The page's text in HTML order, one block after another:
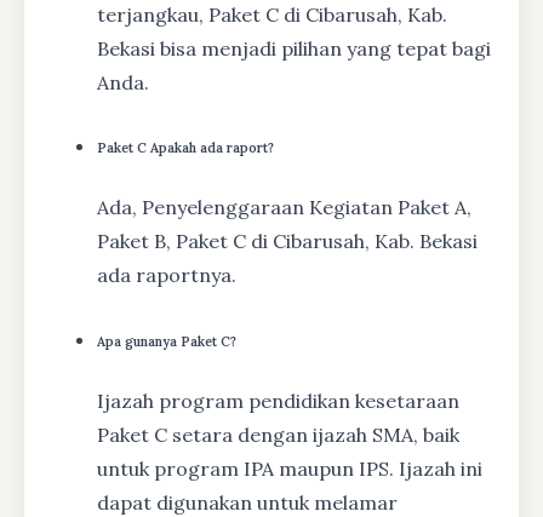
terjangkau, Paket C di Cibarusah, Kab.
Bekasi bisa menjadi pilihan yang tepat bagi
Anda.
Paket C Apakah ada raport?
Ada, Penyelenggaraan Kegiatan Paket A,
Paket B, Paket C di Cibarusah, Kab. Bekasi
ada raportnya.
Apa gunanya Paket C?
Ijazah program pendidikan kesetaraan
Paket C setara dengan ijazah SMA, baik
untuk program IPA maupun IPS. Ijazah ini
dapat digunakan untuk melamar